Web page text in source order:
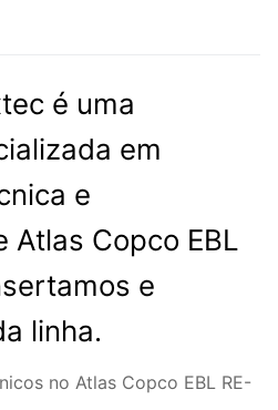
é uma
em
e
Atlas Copco EBL
e
linha.
no Atlas Copco EBL RE-